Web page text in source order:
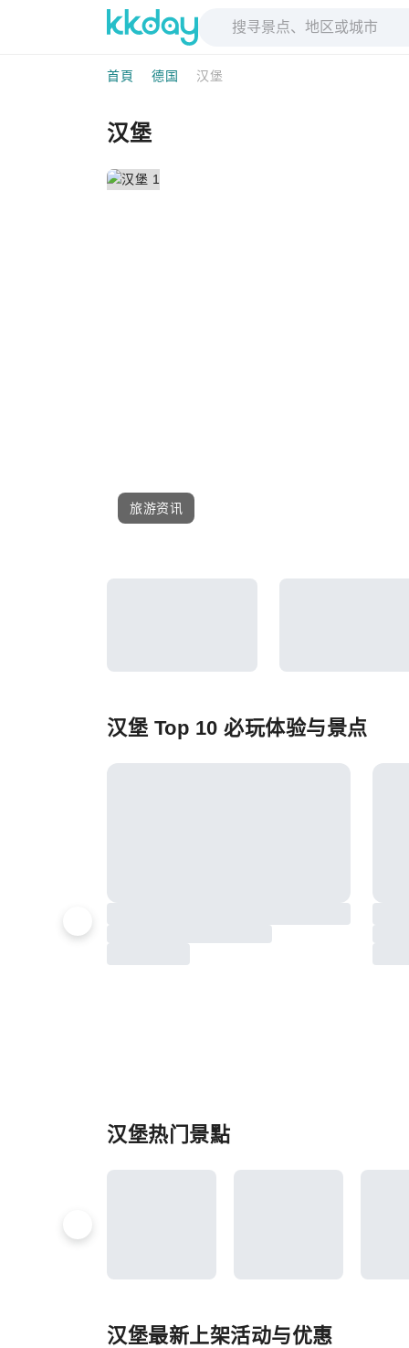
首頁 德国 汉堡
汉堡
旅游资讯
汉堡 Top 10 必玩体验与景点
汉堡热门景點
汉堡最新上架活动与优惠